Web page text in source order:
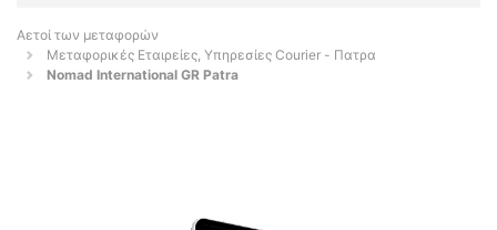
Αετοί των μεταφορών
Μεταφορικές Εταιρείες, Υπηρεσίες Courier - Πατρα
Nomad International GR Patra